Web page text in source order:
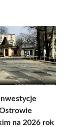
na 2026 rok